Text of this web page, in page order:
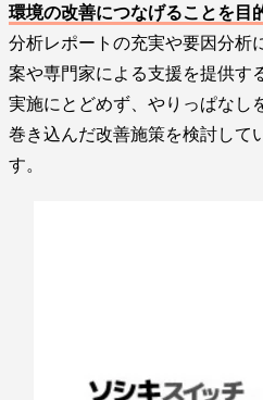
環境の改善につなげることを目
分析レポートの充実や要因分析
案や専門家による支援を提供す
実施にとどめず、やりっぱなし
巻き込んだ改善施策を検討して
す。